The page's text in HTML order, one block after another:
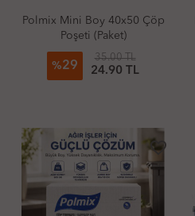
Polmix Mini Boy 40x50 Çöp
Poşeti (Paket)
%29
35.00 TL
24.90 TL
favorite_border